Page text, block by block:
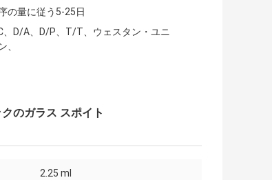
の量に従う5-25日
、D/A、D/P、T/T、ウェスタン・ユニ
、
のガラス スポイト
2.25 ml